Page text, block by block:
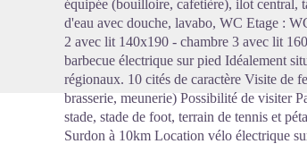
équipée (bouilloire, cafetière), ilot central,
d'eau avec douche, lavabo, WC Etage :
2 avec lit 140x190 - chambre 3 avec lit
barbecue électrique sur pied Idéalement
régionaux. 10 cités de caractère Visite de
brasserie, meunerie) Possibilité de visiter
stade, stade de foot, terrain de tennis et
Surdon à 10km Location vélo électrique